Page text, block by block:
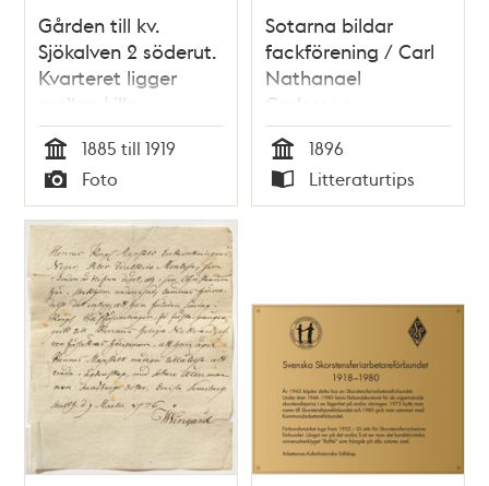
Gården till kv.
Sjökalven 2 söderut.
Kvarteret ligger
mellan Lilla
Badstugatan 4 och
Stora Badstugatan
31. Huset med
sotarna ligger vid
Lilla Badstugatan 1.
Nuv. Sveavägen
söder om
Kungstensgatan
Tid
1885 till 1919
Typ
Foto
Sotarna bildar
fackförening / Carl
Nathanael
Carlesson
Tid
1896
Typ
Litteraturtips